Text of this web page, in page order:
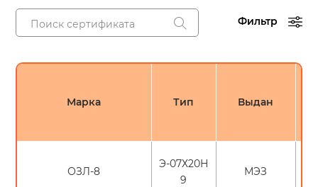
Фильтр
Марка Тип Выдан
ОЗЛ-8
Э-07Х20Н
9
МЭЗ